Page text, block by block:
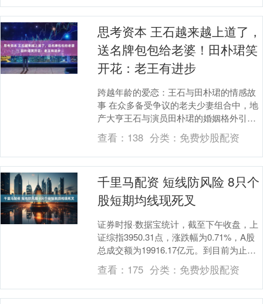
思考资本 王石越来越上道了，
送名牌包包给老婆！田朴珺笑
开花：老王有进步
跨越年龄的爱恋：王石与田朴珺的情感故
事 在众多备受争议的老夫少妻组合中，地
产大亨王石与演员田朴珺的婚姻格外引人
注目。这对年龄相差三十岁的伴侣，用他
们独特的方式诠....
查看： 138 分类： 免费炒股配资
千里马配资 短线防风险 8只个
股短期均线现死叉
证券时报·数据宝统计，截至下午收盘，上
证综指3950.31点，涨跌幅为0.71%，A股
总成交额为19916.17亿元。到目前为止，
今日有8只A股的5日均线主动下....
查看： 175 分类： 免费炒股配资